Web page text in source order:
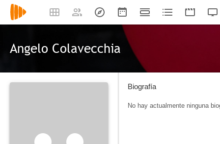
Angelo Colavecchia
Biografía
No hay actualmente ninguna